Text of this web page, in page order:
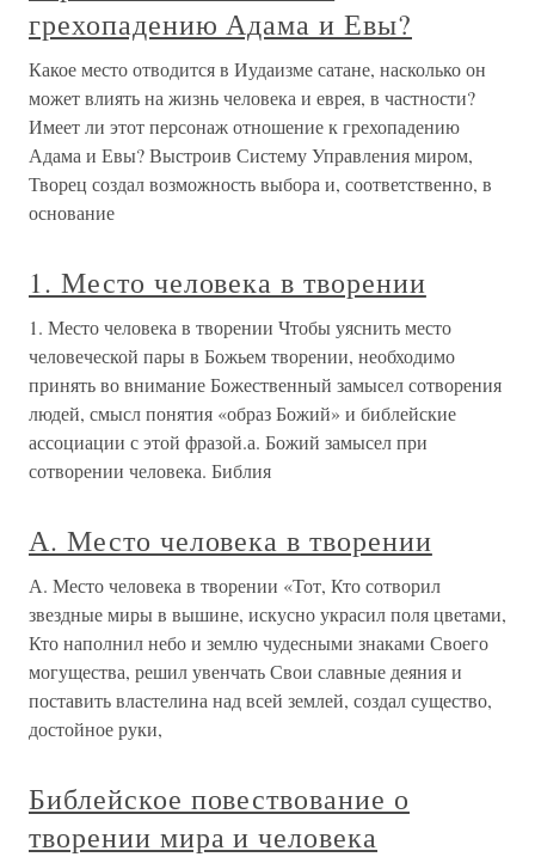
грехопадению Адама и Евы?
Какое место отводится в Иудаизме сатане, насколько он
может влиять на жизнь человека и еврея, в частности?
Имеет ли этот персонаж отношение к грехопадению
Адама и Евы? Выстроив Систему Управления миром,
Творец создал возможность выбора и, соответственно, в
основание
1. Место человека в творении
1. Место человека в творении Чтобы уяснить место
человеческой пары в Божьем творении, необходимо
принять во внимание Божественный замысел сотворения
людей, смысл понятия «образ Божий» и библейские
ассоциации с этой фразой.а. Божий замысел при
сотворении человека. Библия
А. Место человека в творении
А. Место человека в творении «Тот, Кто сотворил
звездные миры в вышине, искусно украсил поля цветами,
Кто наполнил небо и землю чудесными знаками Своего
могущества, решил увенчать Свои славные деяния и
поставить властелина над всей землей, создал существо,
достойное руки,
Библейское повествование о
творении мира и человека